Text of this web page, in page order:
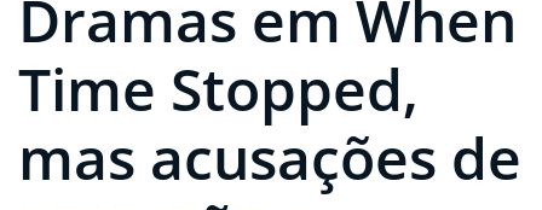
Dramas em When
Time Stopped,
mas acusações de